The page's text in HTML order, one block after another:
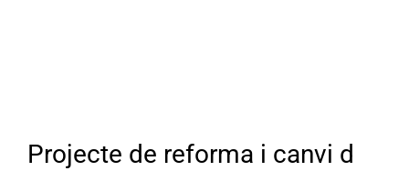
Projecte de reforma i canvi d